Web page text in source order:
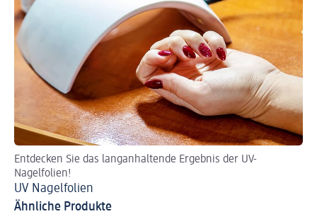
Entdecken Sie das langanhaltende Ergebnis der UV-
Nagelfolien!
UV Nagelfolien
Ähnliche Produkte